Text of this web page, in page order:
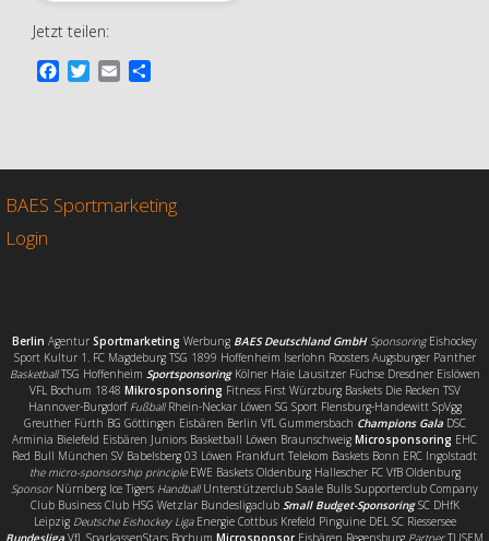
Jetzt teilen:
o
k
r
BAES Sportmarketing
Login
Berlin Agentur Sportmarketing Werbung BAES Deutschland GmbH SponsoringEishockey
Sport Kultur 1. FC Magdeburg TSG 1899 Hoffenheim Iserlohn Roosters Augsburger Panther
BasketballTSG Hoffenheim SportsponsoringKölner Haie Lausitzer Füchse Dresdner Eislöwen
VFL Bochum 1848 Mikrosponsoring Fitness First Würzburg Baskets Die Recken TSV
Hannover-Burgdorf FußballRhein-Neckar Löwen SG Sport Flensburg-Handewitt SpVgg
Greuther Fürth BG Göttingen Eisbären Berlin VfL Gummersbach Champions GalaDSC
Arminia Bielefeld Eisbären Juniors Basketball Löwen Braunschweig Microsponsoring EHC
Red Bull München SV Babelsberg 03 Löwen Frankfurt Telekom Baskets Bonn ERC Ingolstadt
the micro-sponsorship principleEWE Baskets Oldenburg Hallescher FC VfB Oldenburg
SponsorNürnberg Ice Tigers HandballUnterstützerclub Saale Bulls Supporterclub Company
Club Business Club HSG Wetzlar Bundesligaclub Small Budget-SponsoringSC DHfK
Leipzig Deutsche Eishockey LigaEnergie Cottbus Krefeld Pinguine DEL SC Riessersee
Bundesliga VfL SparkassenStars Bochum MicrosponsorEisbären Regensburg PartnerTUSEM